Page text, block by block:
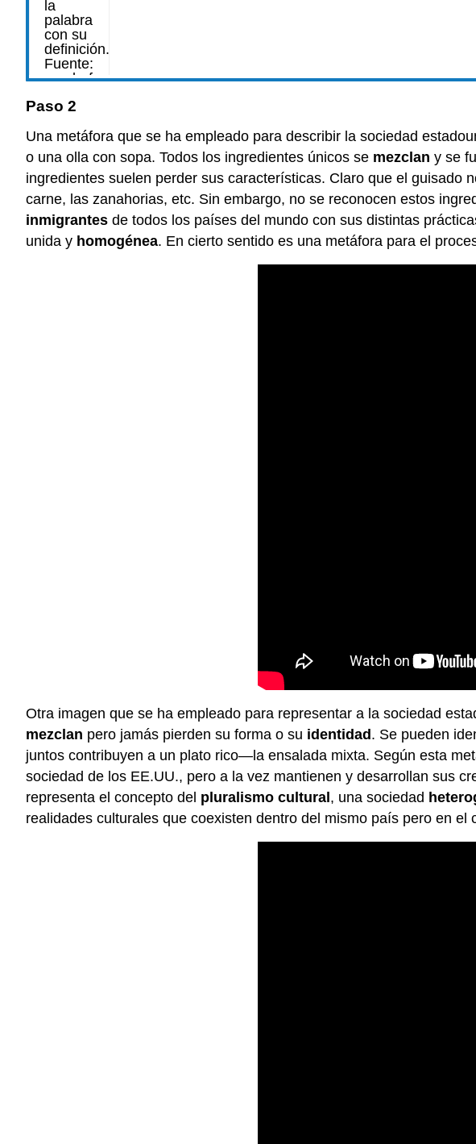
Paso 2
Una metáfora que se ha empleado para describir la sociedad
o una olla con sopa. Todos los ingredientes únicos se mezclan y se
ingredientes suelen perder sus características. Claro que el
carne, las zanahorias, etc. Sin embargo, no se reconocen estos
inmigrantes de todos los países del mundo con sus distintas
unida y homogénea. En cierto sentido es una metáfora para el
Otra imagen que se ha empleado para representar a la sociedad
mezclan pero jamás pierden su forma o su identidad . Se pueden
juntos contribuyen a un plato rico—la ensalada mixta. Según esta
sociedad de los EE.UU., pero a la vez mantienen y desarrollan sus
representa el concepto del pluralismo cultural , una sociedad
realidades culturales que coexisten dentro del mismo país pero en